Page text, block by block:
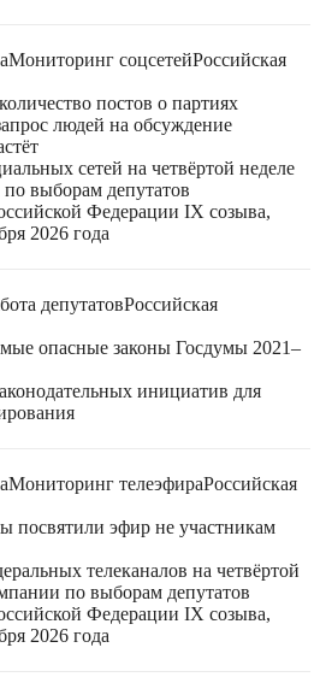
Мониторинг соцсетейРоссийская
постов о партиях
людей на обсуждение
сетей на четвёртой неделе
выборам депутатов
Федерации IX созыва,
2026 года
депутатовРоссийская
опасные законы Госдумы 2021–
инициатив для
Мониторинг телеэфираРоссийская
посвятили эфир не участникам
телеканалов на четвёртой
по выборам депутатов
Федерации IX созыва,
2026 года